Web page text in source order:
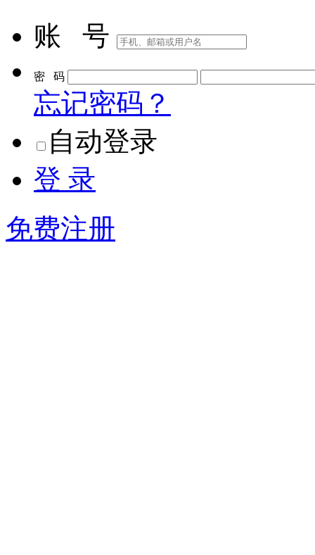
账 号
密 码
忘记密码？
自动登录
登 录
免费注册